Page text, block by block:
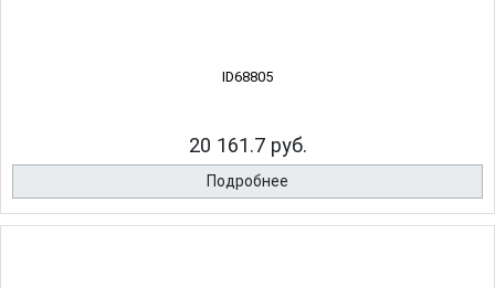
ID68805
20 161.7 руб.
Подробнее